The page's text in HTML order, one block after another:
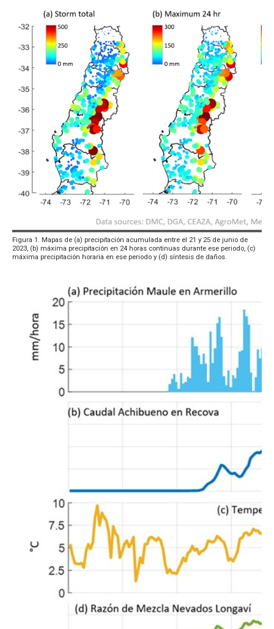
Figura 1. Mapas de (a) precipitación acumulada entre el 21 y 25 de junio de
2023, (b) máxima precipitación en 24 horas continuas durante ese periodo, (c)
máxima precipitación horaria en ese periodo y (d) síntesis de daños.